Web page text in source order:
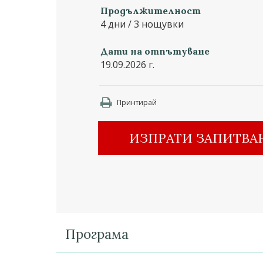
Продължителност
4 дни / 3 нощувки
Дати на отпътуване
19.09.2026 г.
Принтирай
ИЗПРАТИ
Програма